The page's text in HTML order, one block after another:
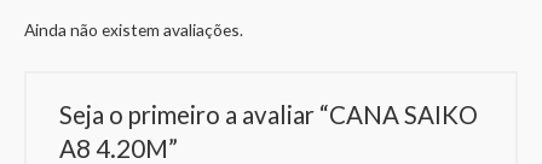
Ainda não existem avaliações.
Seja o primeiro a avaliar “CANA SAIKO
A8 4.20M”